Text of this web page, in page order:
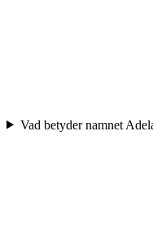
Vad betyder namnet